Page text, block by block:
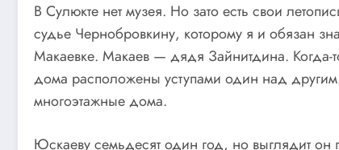
В Сулюкте нет музея. Но зато есть свои
судье Чернобровкину, которому я и обязан
Макаевке. Макаев — дядя Зайнитдина. Когда-
дома расположены уступами один над
многоэтажные дома.
Юскаеву семьдесят один год, но выглядит